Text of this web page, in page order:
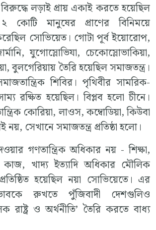
লড়াই প্রায় একাই করতে হয়েছিল
কোটি মানুষের প্রাণের বিনিময়ে
সোভিয়েত। গোটা পূর্ব ইয়োরোপ,
যুগোস্লোভিযা, চেকোস্লোভাকিয়া,
বুলগেরিয়ায় তৈরি হয়েছিল সমাজতন্ত্র।
শিবির। পৃথিবীর সামরিক-
রক্ষিত হয়েছিল। বিপ্লব হলো চীনে।
কোরিয়া, লাওস, কম্বোডিয়া, কিউবা
সেখানে সমাজতন্ত্র প্রতিষ্ঠা হলো।
গণতান্ত্রিক অধিকার নয় - শিক্ষা,
কাজ, খাদ্য ইত্যাদি অধিকার মৌলিক
হয়েছিল নয়া সোভিয়েতে। এর
রুখতে পুঁজিবাদী দেশগুলিও
রাষ্ট্র ও অর্থনীতি’ তৈরি করতে বাধ্য